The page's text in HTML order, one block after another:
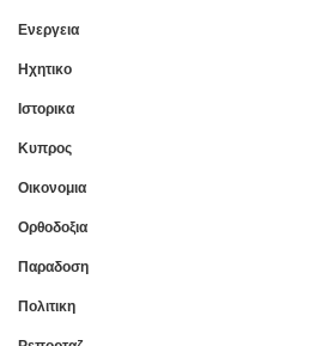
Ενεργεια
Ηχητικο
Ιστορικα
Κυπρος
Οικονομια
Ορθοδοξια
Παραδοση
Πολιτικη